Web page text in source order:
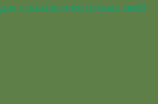
для полозов и молочных змей